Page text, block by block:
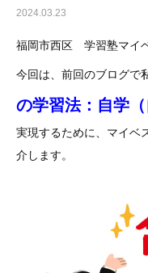
2024.03.23
福岡市西区 学習塾マイ
今回は、前回のブログで
の学習法：自学
実現するために、マイベ
介します。